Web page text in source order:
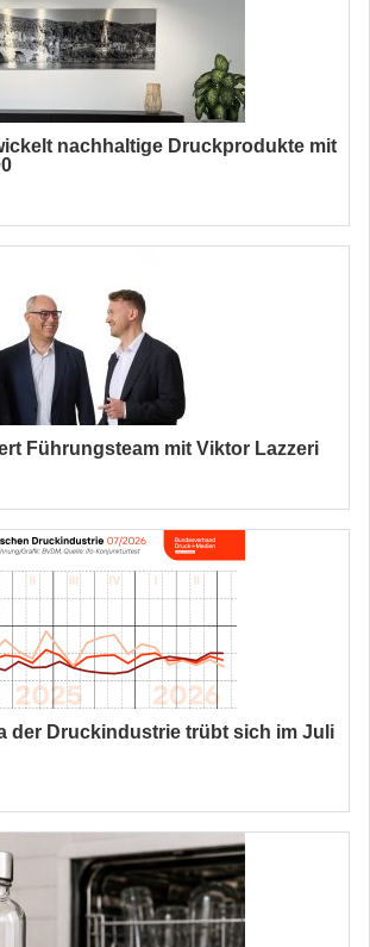
nachhaltige Druckprodukte mit
Führungsteam mit Viktor Lazzeri
der Druckindustrie trübt sich im Juli